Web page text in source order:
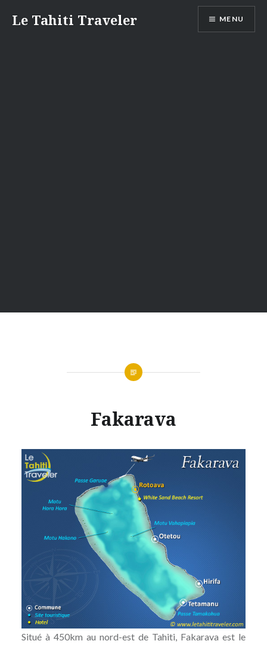
Le Tahiti Traveler MENU
Fakarava
Situé à 450km au nord-est de Tahiti, Fakarava est le